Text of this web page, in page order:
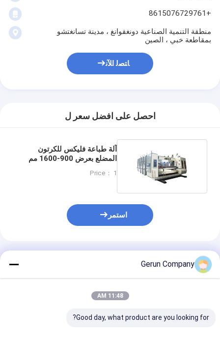
+8615076729761
منطقة التنمية الصناعية دونغقوانغ ، مدينة تسانغتشو
بمقاطعة خبي ، الصين
ﺎﺘﺼﻟ ﺍﻶﻧ
احصل على افضل سعر ل
آلة طباعة فليكس للكرتون
المضلع بعرض 900-1600 مم
Price： 1
استمر
المنتجات الموصى بها
Gerun Company
11:48 AM
Good day, what product are you looking for?